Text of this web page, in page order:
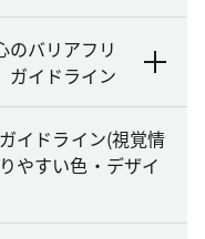
のバリアフリ
ガイドライン
イドライン(視覚情
やすい色・デザイ